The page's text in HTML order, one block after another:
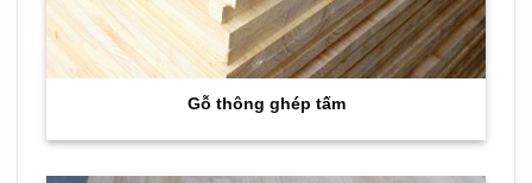
Gỗ thông ghép tấm